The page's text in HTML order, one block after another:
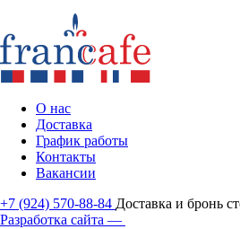
О нас
Доставка
График работы
Контакты
Вакансии
+7 (924) 570-88-84 Доставка и бронь
Разработка сайта —